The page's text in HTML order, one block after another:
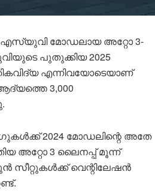
മോഡലായ അറ്റോ 3-
പുതുക്കിയ 2025
എന്നിവയോടെയാണ്
3,000
2024 മോഡലിന്റെ അതേ
അറ്റോ 3 ലൈനപ്പ് മൂന്ന്
സീറ്റുകള്‍ക്ക് വെന്റിലേഷന്‍